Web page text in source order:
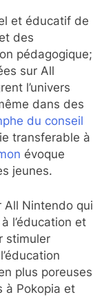
et éducatif de
des
pédagogique;
sur All
l’univers
dans des
du conseil
transferable à
évoque
jeunes.
All Nintendo qui
l’éducation et
stimuler
plus poreuses
à Pokopia et